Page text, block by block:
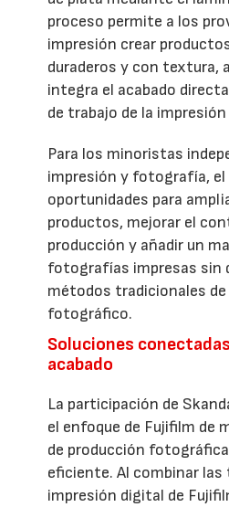
proceso permite a los
impresión crear
duraderos y con textura,
integra el acabado
de trabajo de la
Para los minoristas
impresión y fotografía,
oportunidades para
productos, mejorar el
producción y añadir un
fotografías impresas sin
métodos tradicionales de
fotográfico.
Soluciones
acabado
La participación de
el enfoque de Fujifilm de
de producción
eficiente. Al combinar las
impresión digital de